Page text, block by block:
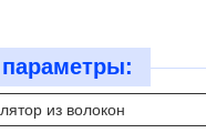
параметры:
из волокон